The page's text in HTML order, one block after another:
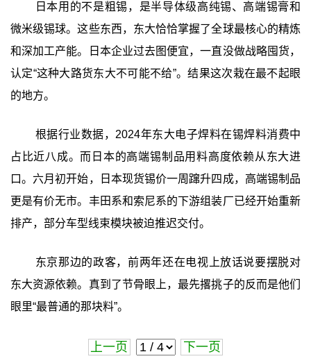
日本用的不是粗锡，是半导体级高纯锡、高端锡膏和
微米级锡球。这些东西，东大恰恰掌握了全球最核心的精炼
和深加工产能。日本企业过去图便宜，一直没做战略囤货，
认定“这种大路货东大不可能不给”。结果这次栽在最不起眼
的地方。
根据行业数据，2024年东大电子焊料在锡焊料消费中
占比近八成。而日本的高端锡制品用料高度依赖从东大进
口。六月初开始，日本现货锡价一周蹿升四成，高端锡制品
更是有价无市。丰田系和索尼系的下游组装厂已经开始重新
排产，部分车型线束模块被迫推迟交付。
东京那边的政客，前两年还在电视上放话说要摆脱对
东大资源依赖。真到了节骨眼上，最先撂挑子的反而是他们
眼里“最普通的那块料”。
上一页 下一页